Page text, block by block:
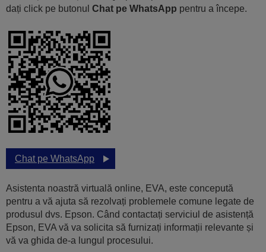
dați click pe butonul Chat pe WhatsApp pentru a începe.
Chat pe WhatsApp
Asistenta noastră virtuală online, EVA, este concepută
pentru a vă ajuta să rezolvați problemele comune legate de
produsul dvs. Epson. Când contactați serviciul de asistență
Epson, EVA vă va solicita să furnizați informații relevante și
vă va ghida de-a lungul procesului.